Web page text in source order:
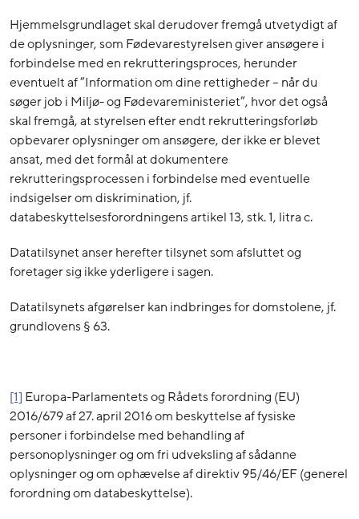
Hjemmelsgrundlaget skal derudover fremgå utvetydigt af
de oplysninger, som Fødevarestyrelsen giver ansøgere i
forbindelse med en rekrutteringsproces, herunder
eventuelt af ”Information om dine rettigheder – når du
søger job i Miljø- og Fødevareministeriet”, hvor det også
skal fremgå, at styrelsen efter endt rekrutteringsforløb
opbevarer oplysninger om ansøgere, der ikke er blevet
ansat, med det formål at dokumentere
rekrutteringsprocessen i forbindelse med eventuelle
indsigelser om diskrimination, jf.
databeskyttelsesforordningens artikel 13, stk. 1, litra c.
Datatilsynet anser herefter tilsynet som afsluttet og
foretager sig ikke yderligere i sagen.
Datatilsynets afgørelser kan indbringes for domstolene, jf.
grundlovens § 63.
[1] Europa-Parlamentets og Rådets forordning (EU)
2016/679 af 27. april 2016 om beskyttelse af fysiske
personer i forbindelse med behandling af
personoplysninger og om fri udveksling af sådanne
oplysninger og om ophævelse af direktiv 95/46/EF (generel
forordning om databeskyttelse).